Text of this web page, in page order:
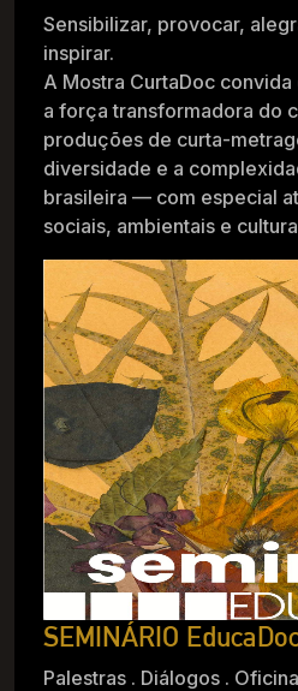
Sensibilizar, provocar,
inspirar.
A Mostra CurtaDoc
a força transformadora do
produções de curta-
diversidade e a
brasileira — com especial
sociais, ambientais e
SEMINÁRIO
Palestras . Diálogos . Oficina